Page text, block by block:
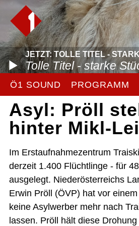
JETZT: TOLLE TITEL -
Tolle Titel - starke
Ö1 SOUND PROGRAMM
Asyl: Pröll
hinter Mikl-
Im Erstaufnahmezentrum
derzeit 1.400 Flüchtlinge - für
ausgelegt. Niederösterreichs
Erwin Pröll (ÖVP) hat vor
keine Asylwerber mehr nach
lassen. Pröll hält diese